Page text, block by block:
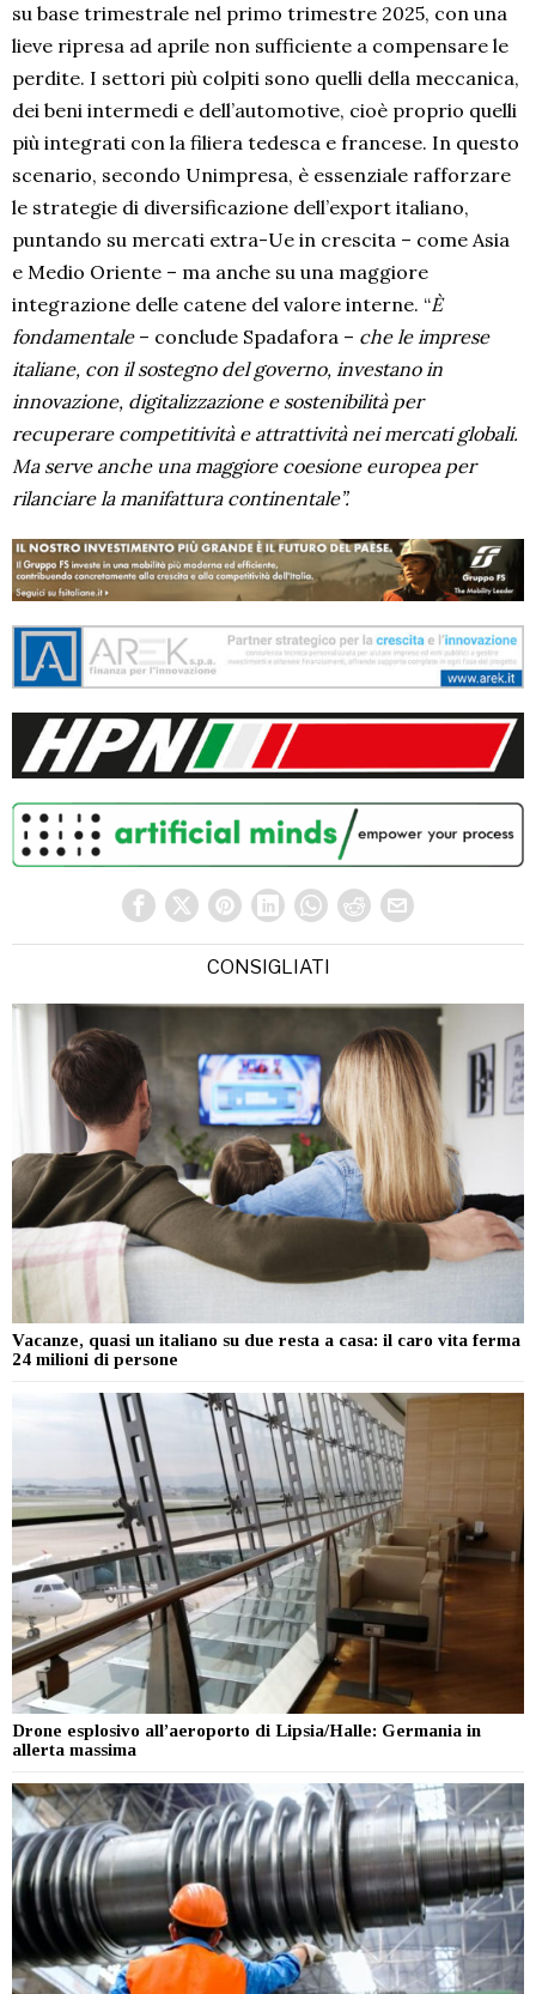
su base trimestrale nel primo trimestre 2025, con una
lieve ripresa ad aprile non sufficiente a compensare le
perdite. I settori più colpiti sono quelli della meccanica,
dei beni intermedi e dell’automotive, cioè proprio quelli
più integrati con la filiera tedesca e francese. In questo
scenario, secondo Unimpresa, è essenziale rafforzare
le strategie di diversificazione dell’export italiano,
puntando su mercati extra-Ue in crescita – come Asia
e Medio Oriente – ma anche su una maggiore
integrazione delle catene del valore interne. “È
fondamentale– conclude Spadafora – che le imprese
italiane, con il sostegno del governo, investano in
innovazione, digitalizzazione e sostenibilità per
recuperare competitività e attrattività nei mercati globali.
Ma serve anche una maggiore coesione europea per
rilanciare la manifattura continentale”.
CONSIGLIATI
Vacanze, quasi un italiano su due resta a casa: il caro vita ferma
24 milioni di persone
Drone esplosivo all’aeroporto di Lipsia/Halle: Germania in
allerta massima